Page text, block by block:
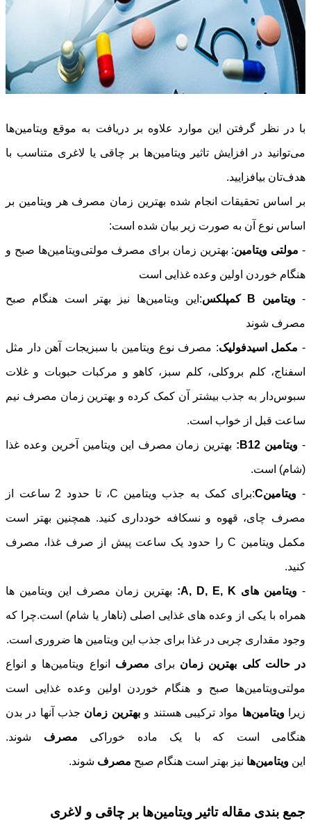
با در نظر گرفتن این موارد علاوه بر دریافت به موقع ویتامین‌ها
می‌توانید در افزایش تاثیر ویتامین‌ها بر چاقی یا لاغری متناسب با
هدف‌تان بیافزایید.
بر اساس تحقیقات انجام شده بهترین زمان مصرف هر ویتامین بر
اساس نوع آن به صورت زیر بیان شده است:
- مولتی ویتامین: بهترین زمان برای مصرف مولتی‌ویتامین‌ها صبح و
هنگام خوردن اولین وعده غذایی است
-ویتامین کمپلکس:این ویتامین‌ها نیز بهتر است هنگام صبح
مصرف شوند
-مکمل اسیدفولیک: مصرف نوع ویتامین با سبزیجات آهن دار مثل
اسفناج، کلم بروکلی، کلم سبز، کاهو و مرکبات حبوبات و غلات
سبوس‌دار به جذب بیشتر آن کمک کرده و بهترین زمان مصرف نیم
ساعت قبل از خواب است.
-ویتامین B12
: بهترین زمان مصرف این ویتامین آخرین وعده غذا
(شام) است.
-ویتامینC :برای کمک به جذب ویتامین C، تا حدود 2 ساعت از
مصرف چای، قهوه و نسکافه خودداری کنید. همچنین بهتر است
مکمل ویتامین C را حدود یک ساعت پیش از صرف غذا، مصرف
کنید.
- ویتامین های A, D, E, K: بهترین زمان مصرف این ویتامین ها
همراه با یکی از وعده های غذایی اصلی (ناهار یا شام) است.چرا که
وجود مقداری چربی در غذا برای جذب این ویتامین ها ضروری است.
در حالت کلی بهترین زمان برای مصرف انواع ویتامین‌ها و انواع
مولتی‌ویتامین‌ها صبح و هنگام خوردن اولین وعده غذایی است
زیراویتامین‌ها مواد ترکیبی هستند وبهترین زمان جذب آنها در بدن
هنگامی است که با یک ماده خوراکی مصرف شوند.
این ویتامین‌ها نیز بهتر است هنگام صبح مصرف شوند.
جمع بندی مقاله تاثیر ویتامین‌ها بر چاقی و لاغری